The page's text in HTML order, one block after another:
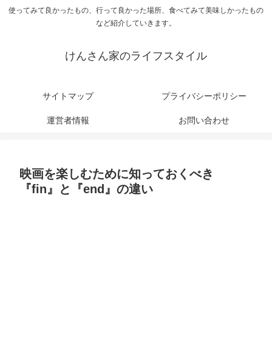
使ってみて良かったもの、行って良かった場所、食べてみて美味しかったもの
など紹介していきます。
けんさん家のライフスタイル
サイトマップ プライバシーポリシー
運営者情報 お問い合わせ
映画を楽しむために知っておくべき
『fin』と『end』の違い